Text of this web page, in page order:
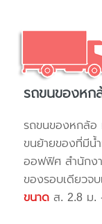
รถขนของหก
รถขนของหกล้อ
ขนย้ายของที่มีน้
ออฟฟิศ สำนักง
ของรอบเดียวจ
ขนาด ส. 2.8 ม.